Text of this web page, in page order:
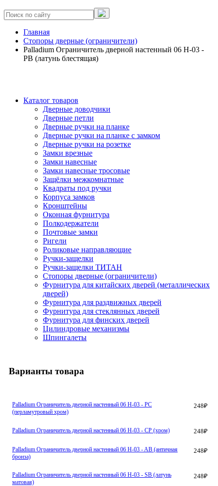
Главная
Стопоры дверные (ограничители)
Palladium Ограничитель дверной настенный 06 H-03 -
PB (латунь блестящая)
Каталог товаров
Дверные доводчики
Дверные петли
Дверные ручки на планке
Дверные ручки на планке с замком
Дверные ручки на розетке
Замки врезные
Замки навесные
Замки навесные тросовые
Защёлки межкомнатные
Квадраты под ручки
Корпуса замков
Кронштейны
Оконная фурнитура
Полкодержатели
Почтовые замки
Ригели
Роликовые направляющие
Ручки-защелки
Ручки-защелки ТИТАН
Стопоры дверные (ограничители)
Фурнитура для китайских дверей (металлических
дверей)
Фурнитура для раздвижных дверей
Фурнитура для стеклянных дверей
Фурнитура для финских дверей
Цилиндровые механизмы
Шпингалеты
Варианты товара
Palladium Ограничитель дверной настенный 06 H-03 - PC
(перламутровый хром)
248₽
Palladium Ограничитель дверной настенный 06 H-03 - CP (хром) 248₽
Palladium Ограничитель дверной настенный 06 H-03 - AВ (античная
бронза)
248₽
Palladium Ограничитель дверной настенный 06 H-03 - SB (латунь
матовая)
248₽